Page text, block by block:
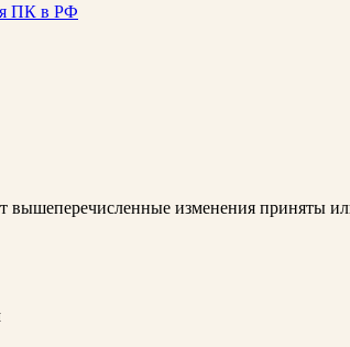
ПК в РФ
изменения приняты